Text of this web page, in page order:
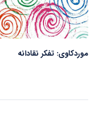
موردکاوی: تفکر نقادانه